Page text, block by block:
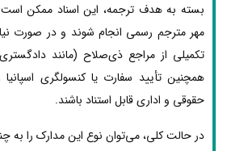
بسته به هدف ترجمه، این اسناد ممکن
مهر مترجم رسمی انجام شوند و در صورت
تکمیلی از مراجع ذی‌صلاح (مانند
همچنین تأیید سفارت یا کنسولگری
حقوقی و اداری قابل استناد باشند.
در حالت کلی، می‌توان نوع این مدارک را به